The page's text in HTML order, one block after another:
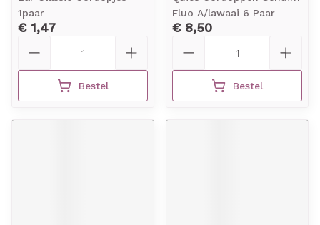
1paar
€ 1,47
Bestel
Fluo A/lawaai 6 Paar
€ 8,50
Bestel